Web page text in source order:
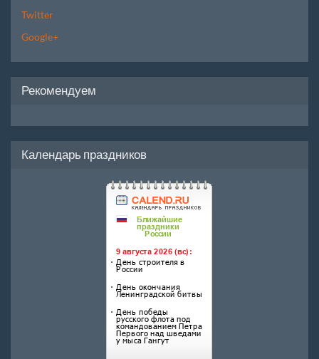
Twitter
Google+
Рекомендуем
Календарь праздников